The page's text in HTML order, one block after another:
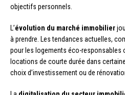
objectifs personnels.
L’évolution du marché immobilier
à prendre. Les tendances actuelles,
pour les logements éco-responsables
locations de courte durée dans
choix d’investissement ou de